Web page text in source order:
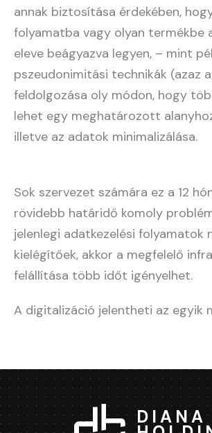
annak biztosítása érdekében,
folyamatba vagy olyan termékbe
eleve beágyazva legyen, – mint
pszeudonimitási technikák (azaz
feldolgozása oly módon, hogy
lehet egy meghatározott
illetve az adatok minimalizálása.
Sok szervezet számára ez a 12
rövidebb határidő komoly
jelenlegi adatkezelési folyamatok
kielégítőek, akkor a megfelelő
felállítása több időt igényelhet.
A digitalizáció jelentheti az egyik
DIANA